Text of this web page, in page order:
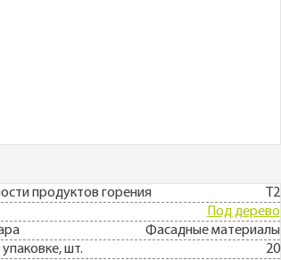
продуктов горения
Т2
Под дерево
Фасадные материалы
шт.
20